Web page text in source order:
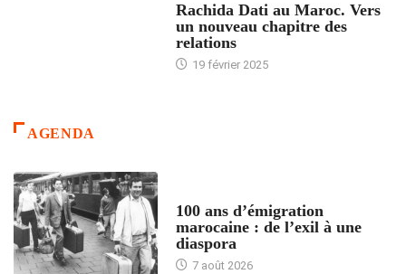
Rachida Dati au Maroc. Vers
un nouveau chapitre des
relations
19 février 2025
AGENDA
100 ans d’émigration
marocaine : de l’exil à une
diaspora
7 août 2026